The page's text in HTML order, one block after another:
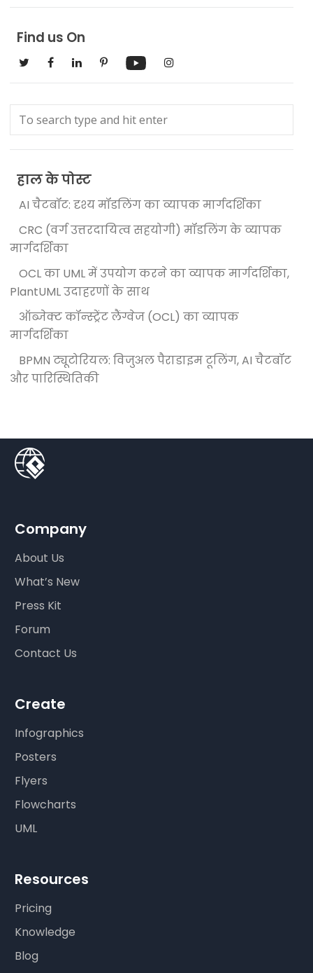
Find us On
हाल के पोस्ट
AI चैटबॉट: दृश्य मॉडलिंग का व्यापक मार्गदर्शिका
CRC (वर्ग उत्तरदायित्व सहयोगी) मॉडलिंग के व्यापक
मार्गदर्शिका
OCL का UML में उपयोग करने का व्यापक मार्गदर्शिका,
PlantUML उदाहरणों के साथ
ऑब्जेक्ट कॉन्स्ट्रेंट लैंग्वेज (OCL) का व्यापक
मार्गदर्शिका
BPMN ट्यूटोरियल: विजुअल पैराडाइम टूलिंग, AI चैटबॉट
और पारिस्थितिकी
Company
About Us
What’s New
Press Kit
Forum
Contact Us
Create
Infographics
Posters
Flyers
Flowcharts
UML
Resources
Pricing
Knowledge
Blog